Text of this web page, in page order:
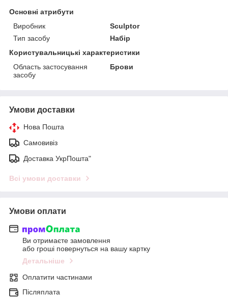
Основні атрибути
Виробник
Sculptor
Тип засобу
Набір
Користувальницькі характеристики
Область застосування
засобу
Брови
Умови доставки
Нова Пошта
Самовивіз
Доставка УкрПошта"
Всі умови доставки
Умови оплати
Ви отримаєте замовлення
або гроші повернуться на вашу картку
Детальніше
Оплатити частинами
Післяплата